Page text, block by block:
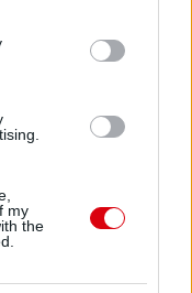
in below Google
my
the